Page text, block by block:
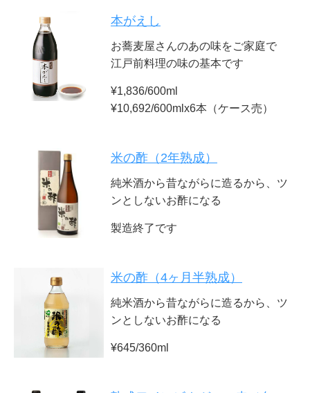
本がえし
お蕎麦屋さんのあの味をご家庭で
江戸前料理の味の基本です
¥1,836/600ml
¥10,692/600mlx6本（ケース売）
米の酢（2年熟成）
純米酒から昔ながらに造るから、ツ
ンとしないお酢になる
製造終了です
米の酢（4ヶ月半熟成）
純米酒から昔ながらに造るから、ツ
ンとしないお酢になる
¥645/360ml